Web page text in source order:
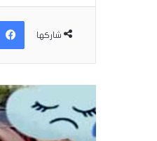
شاركها